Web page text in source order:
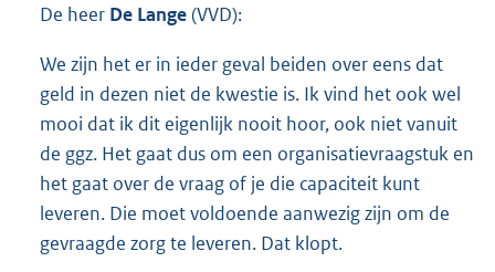
De heer De Lange(VVD):
We zijn het er in ieder geval beiden over eens dat
geld in dezen niet de kwestie is. Ik vind het ook wel
mooi dat ik dit eigenlijk nooit hoor, ook niet vanuit
de ggz. Het gaat dus om een organisatievraagstuk en
het gaat over de vraag of je die capaciteit kunt
leveren. Die moet voldoende aanwezig zijn om de
gevraagde zorg te leveren. Dat klopt.